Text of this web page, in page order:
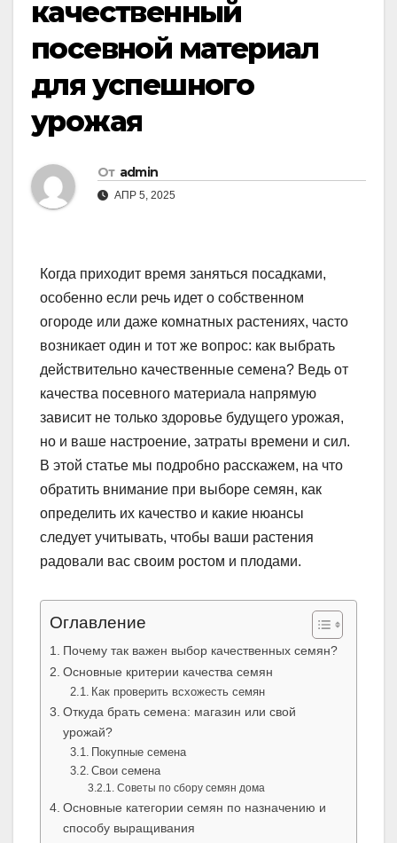
качественный
посевной материал
для успешного
урожая
От admin
АПР 5, 2025
Когда приходит время заняться посадками,
особенно если речь идет о собственном
огороде или даже комнатных растениях, часто
возникает один и тот же вопрос: как выбрать
действительно качественные семена? Ведь от
качества посевного материала напрямую
зависит не только здоровье будущего урожая,
но и ваше настроение, затраты времени и сил.
В этой статье мы подробно расскажем, на что
обратить внимание при выборе семян, как
определить их качество и какие нюансы
следует учитывать, чтобы ваши растения
радовали вас своим ростом и плодами.
Оглавление
Почему так важен выбор качественных семян?
Основные критерии качества семян
Как проверить всхожесть семян
Откуда брать семена: магазин или свой
урожай?
Покупные семена
Свои семена
Советы по сбору семян дома
Основные категории семян по назначению и
способу выращивания